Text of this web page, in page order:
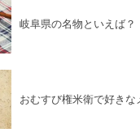
岐阜県の名物といえば？
おむすび権米衛で好きな